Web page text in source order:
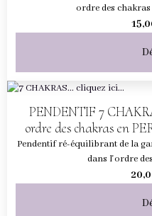
ordre des
PENDENTIF 7
ordre des chakras en
Pendentif ré-équilibrant de la
dans l'ordre